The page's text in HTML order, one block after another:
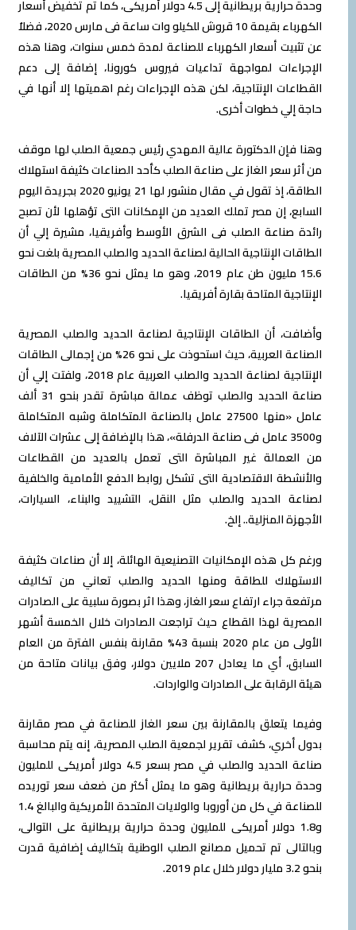
وحدة حرارية بريطانية إلى 4.5 دولار أمريكى، كما تم تخفيض أسعار
الكهرباء بقيمة 10 قروش للكيلو وات ساعة فى مارس 2020، فضلاُ
عن تثبيت أسعار الكهرباء للصناعة لمدة خمس سنوات، وهنا هذه
الإجراءات لمواجهة تداعيات فيروس كورونا، إضافة إلى دعم
القطاعات الإنتاجية، لكن هذه الإجراءات رغم اهميتها إلا أنها في
حاجة إلي خطوات أخرى.
وهنا فإن الدكتورة عالية المهدي رئيس جمعية الصلب لها موقف
من أثر سعر الغاز على صناعة الصلب كأحد الصناعات كثيفة استهلاك
الطاقة، إذ تقول في مقال منشور لها 21 يونيو 2020 بجريدة اليوم
السابع، إن مصر تملك العديد من الإمكانات التى تؤهلها لأن تصبح
رائدة صناعة الصلب فى الشرق الأوسط وأفريقيا، مشيرة إلي أن
الطاقات الإنتاجية الحالية لصناعة الحديد والصلب المصرية بلغت نحو
15.6 مليون طن عام 2019، وهو ما يمثل نحو 36% من الطاقات
الإنتاجية المتاحة بقارة أفريقيا.
وأضافت، أن الطاقات الإنتاجية لصناعة الحديد والصلب المصرية
الصناعة العربية، حيث استحوذت على نحو 26% من إجمالى الطاقات
الإنتاجية لصناعة الحديد والصلب العربية عام 2018، ولفتت إلي أن
صناعة الحديد والصلب توظف عمالة مباشرة تقدر بنحو 31 ألف
عامل «منها 27500 عامل بالصناعة المتكاملة وشبه المتكاملة
و3500 عامل فى صناعة الدرفلة»، هذا بالإضافة إلى عشرات الآلاف
من العمالة غير المباشرة التى تعمل بالعديد من القطاعات
والأنشطة الاقتصادية التى تشكل روابط الدفع الأمامية والخلفية
لصناعة الحديد والصلب مثل النقل، التشييد والبناء، السيارات،
الأجهزة المنزلية.. إلخ.
ورغم كل هذه الإمكانيات التصنيعية الهائلة، إلا أن صناعات كثيفة
الاستهلاك للطاقة ومنها الحديد والصلب تعاني من تكاليف
مرتفعة جراء ارتفاع سعر الغاز، وهذا اثر بصورة سلبية على الصادرات
المصرية لهذا القطاع حيث تراجعت الصادرات خلال الخمسة أشهر
الأولى من عام 2020 بنسبة 43% مقارنة بنفس الفترة من العام
السابق، أي ما يعادل 207 ملايين دولار، وفق بيانات متاحة من
هيئة الرقابة على الصادرات والواردات.
وفيما يتعلق بالمقارنة بين سعر الغاز للصناعة في مصر مقارنة
بدول أخري، كشف تقرير لجمعية الصلب المصرية، إنه يتم محاسبة
صناعة الحديد والصلب في مصر بسعر 4.5 دولار أمريكى للمليون
وحدة حرارية بريطانية وهو ما يمثل أكثر من ضعف سعر توريده
للصناعة في كل من أوروبا والولايات المتحدة الأمريكية والبالغ 1.4
و1.8 دولار أمريكى للمليون وحدة حرارية بريطانية على التوالى،
وبالتالى تم تحميل مصانع الصلب الوطنية بتكاليف إضافية قدرت
بنحو 3.2 مليار دولار خلال عام 2019.